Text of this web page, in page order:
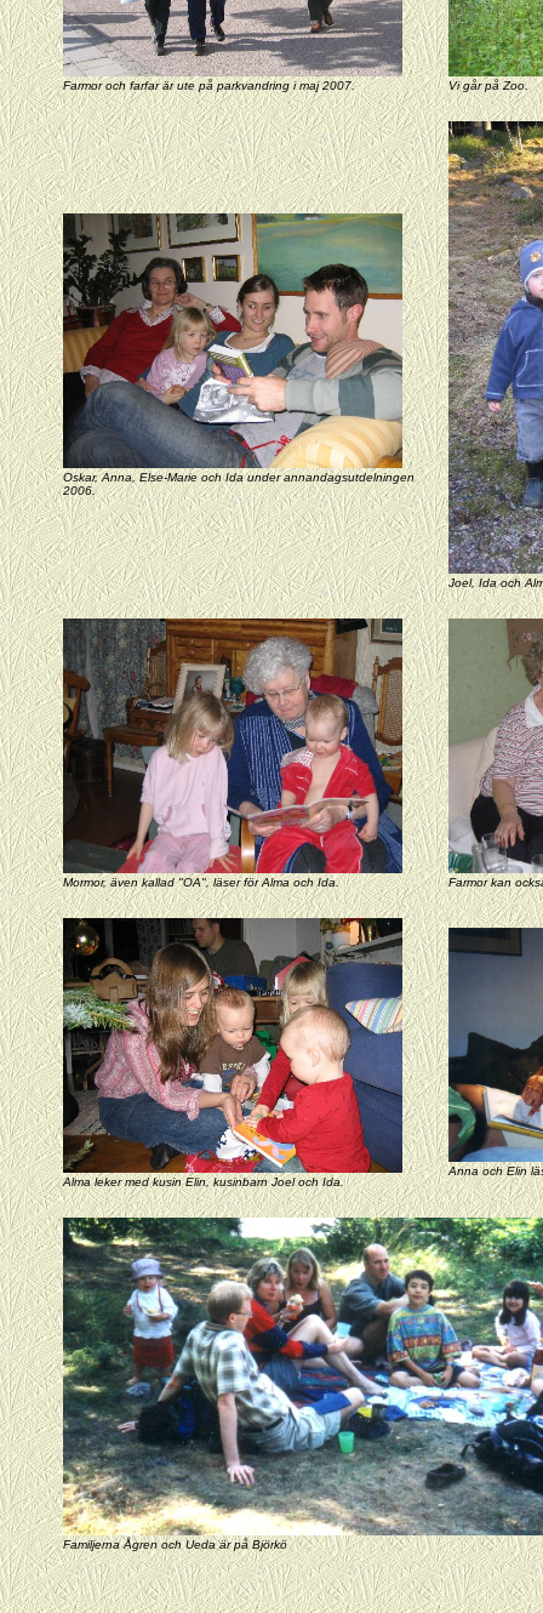
Farmor och farfar är ute på parkvandring i maj 2007. Vi går på Zoo.
Oskar, Anna, Else-Marie och Ida under annandagsutdelningen
2006.
Joel, Ida och
Mormor, även kallad "OA", läser för Alma och Ida. Farmor kan
Alma leker med kusin Elin, kusinbarn Joel och Ida.
Anna och Elin
Familjerna Ågren och Ueda är på Björkö